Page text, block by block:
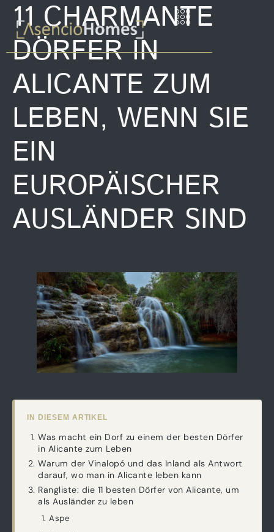
11 CHARMANTE
DÖRFER IN
ALICANTE ZUM
LEBEN, WENN SIE
EIN
EUROPÄISCHER
AUSLÄNDER SIND
IN DIESEM ARTIKEL
Was macht ein Dorf zu einem der besten Dörfer
in Alicante zum Leben
Warum der Vinalopó und das Inland als Antwort
darauf, wo man in Alicante leben kann
Rangliste: die 11 besten Dörfer von Alicante, um
als Ausländer zu leben
Aspe